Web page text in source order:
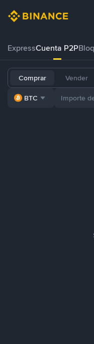
ExpressCuenta P2P
Comprar Vender
BTC